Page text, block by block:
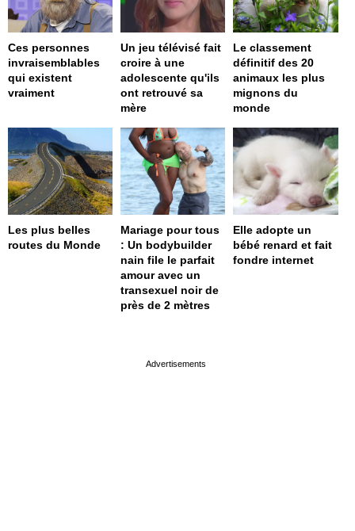
Ces personnes
invraisemblables
qui existent
vraiment
Un jeu télévisé fait
croire à une
adolescente qu'ils
ont retrouvé sa
mère
Le classement
définitif des 20
animaux les plus
mignons du
monde
Les plus belles
routes du Monde
Mariage pour tous
: Un bodybuilder
nain file le parfait
amour avec un
transexuel noir de
près de 2 mètres
Elle adopte un
bébé renard et fait
fondre internet